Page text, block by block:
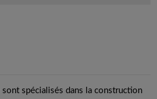
sont spécialisés dans la construction